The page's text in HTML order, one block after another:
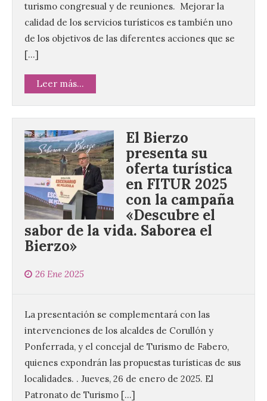
turismo congresual y de reuniones. Mejorar la
calidad de los servicios turísticos es también uno
de los objetivos de las diferentes acciones que se
[…]
Leer más...
El Bierzo
presenta su
oferta turística
en FITUR 2025
con la campaña
«Descubre el
sabor de la vida. Saborea el
Bierzo»
26 Ene 2025
La presentación se complementará con las
intervenciones de los alcaldes de Corullón y
Ponferrada, y el concejal de Turismo de Fabero,
quienes expondrán las propuestas turísticas de sus
localidades. . Jueves, 26 de enero de 2025. El
Patronato de Turismo […]